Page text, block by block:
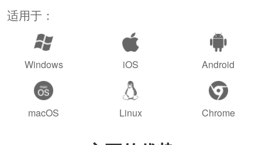
适用于：
Windows iOS Android
macOS Linux Chrome